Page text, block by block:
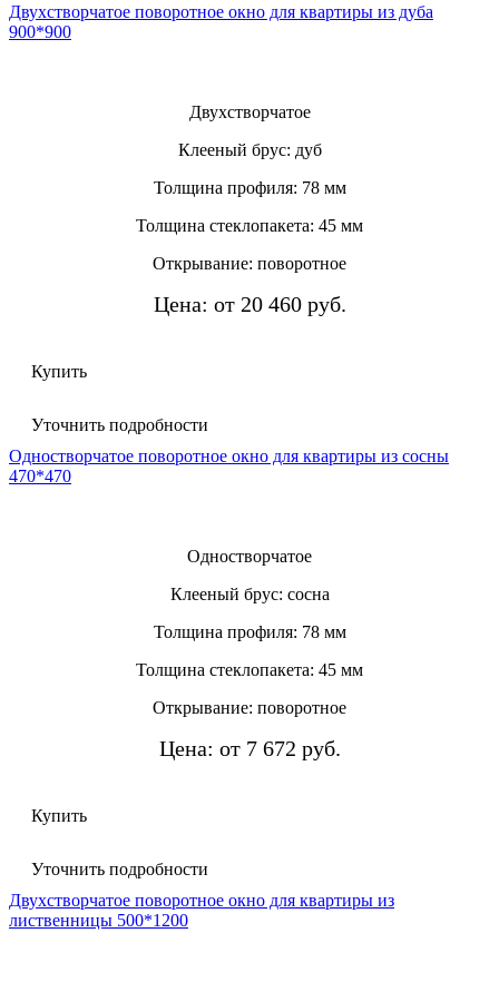
Двухстворчатое поворотное окно для квартиры из дуба
900*900
Двухстворчатое
Клееный брус: дуб
Толщина профиля: 78 мм
Толщина стеклопакета: 45 мм
Открывание: поворотное
Цена: от 20 460 руб.
Купить
Уточнить подробности
Одностворчатое поворотное окно для квартиры из сосны
470*470
Одностворчатое
Клееный брус: сосна
Толщина профиля: 78 мм
Толщина стеклопакета: 45 мм
Открывание: поворотное
Цена: от 7 672 руб.
Купить
Уточнить подробности
Двухстворчатое поворотное окно для квартиры из
лиственницы 500*1200